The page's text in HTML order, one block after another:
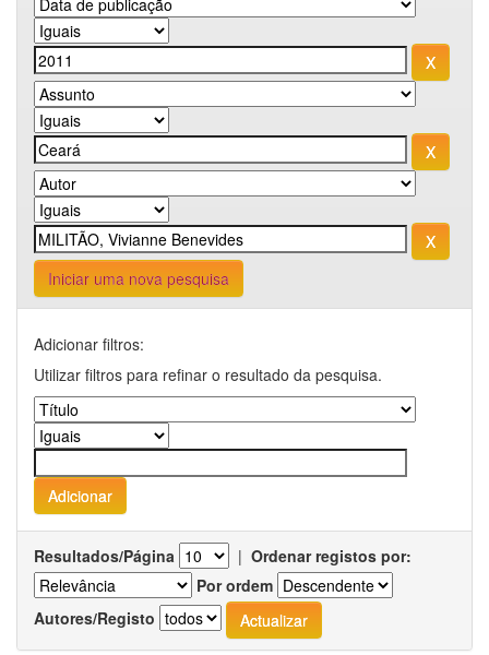
Iniciar uma nova pesquisa
Adicionar filtros:
Utilizar filtros para refinar o resultado da pesquisa.
Resultados/Página | Ordenar registos por:
Por ordem
Autores/Registo